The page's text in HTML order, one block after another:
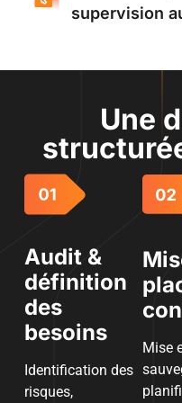
supervision
Une
Audit &
définition
des
besoins
Identification des
risques,
Mise